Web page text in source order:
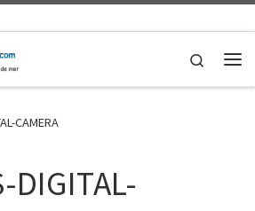
Search
CAMERA
DIGITAL-